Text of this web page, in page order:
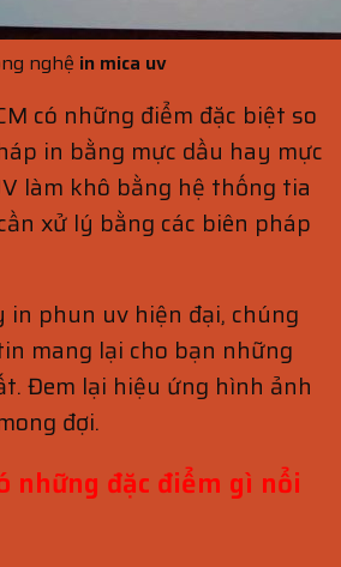
nghệ in mica uv
có những điểm đặc biệt so
in bằng mực dầu hay mực
làm khô bằng hệ thống tia
xử lý bằng các biên pháp
phun uv hiện đại, chúng
mang lại cho bạn những
Đem lại hiệu ứng hình ảnh
đợi.
những đặc điểm gì nổi